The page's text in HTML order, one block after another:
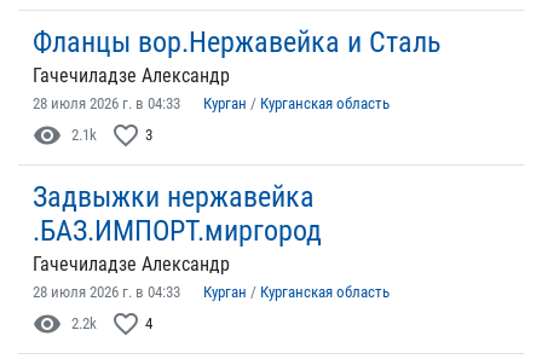
Фланцы вор.Нержавейка и Сталь
Гачечиладзе Александр
28 июля 2026 г. в 04:33 Курган / Курганская область
visibility 2.1k favorite_border 3
Задвыжки нержавейка
.БАЗ.ИМПОРТ.миргород
Гачечиладзе Александр
28 июля 2026 г. в 04:33 Курган / Курганская область
visibility 2.2k favorite_border 4